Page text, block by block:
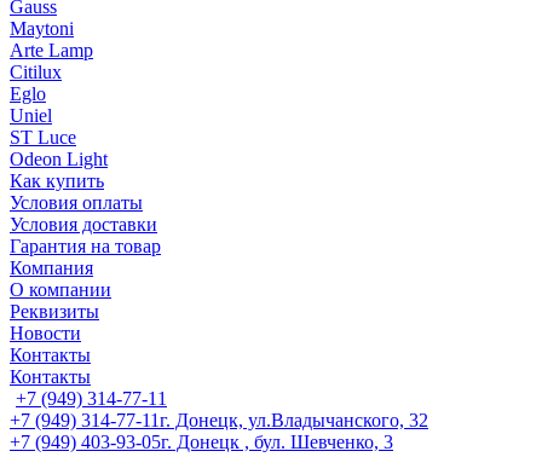
Gauss
Maytoni
Arte Lamp
Citilux
Eglo
Uniel
ST Luce
Odeon Light
Как купить
Условия оплаты
Условия доставки
Гарантия на товар
Компания
О компании
Реквизиты
Новости
Контакты
Контакты
+7 (949) 314-77-11
+7 (949) 314-77-11г. Донецк, ул.Владычанского, 32
+7 (949) 403-93-05г. Донецк , бул. Шевченко, 3